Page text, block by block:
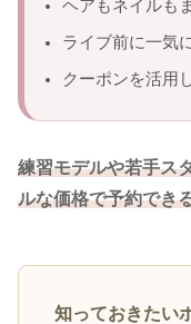
ヘアもネイルも
ライブ前に一気
クーポンを活用
練習モデルや若手ス
ルな価格で予約でき
知っておきたい